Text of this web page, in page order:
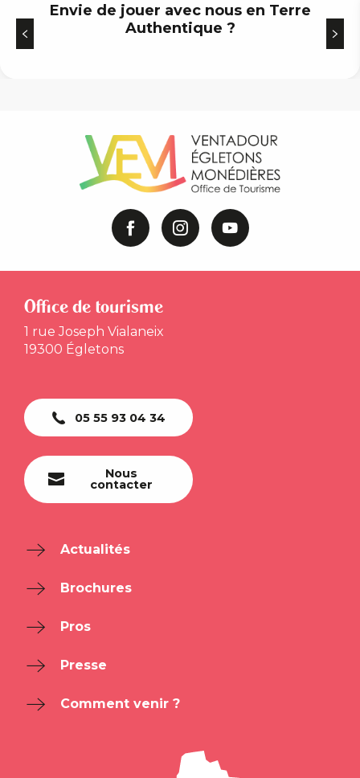
Envie de jouer avec nous en Terre
Authentique ?
Office de tourisme
1 rue Joseph Vialaneix
19300 Égletons
05 55 93 04 34
Nous
contacter
Actualités
Brochures
Pros
Presse
Comment venir ?